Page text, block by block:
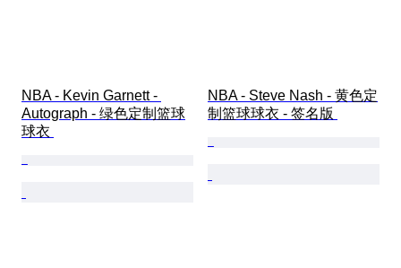
NBA - Kevin Garnett -
Autograph - 绿色定制篮球
球衣
NBA - Steve Nash - 黄色定
制篮球球衣 - 签名版